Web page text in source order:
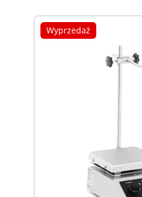
Wyprzedaż